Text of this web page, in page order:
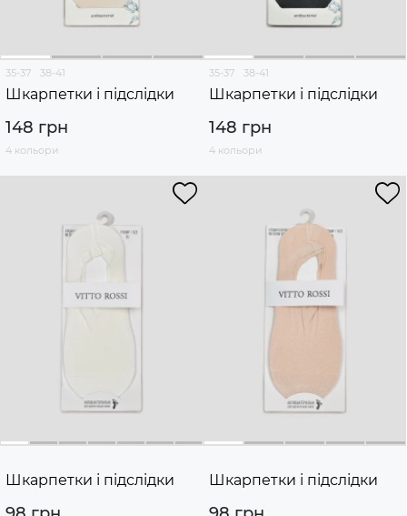
35-37 38-41
Шкарпетки і підслідки
148 грн
4 кольори
35-37 38-41
Шкарпетки і підслідки
148 грн
4 кольори
Шкарпетки і підслідки Шкарпетки і підслідки